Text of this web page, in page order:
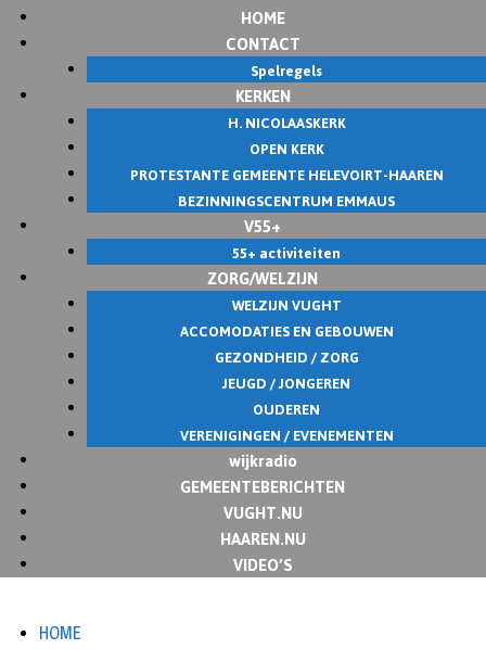
HOME
CONTACT
Spelregels
KERKEN
H. NICOLAASKERK
OPEN KERK
PROTESTANTE GEMEENTE HELEVOIRT-HAAREN
BEZINNINGSCENTRUM EMMAUS
V55+
55+ activiteiten
ZORG/WELZIJN
WELZIJN VUGHT
ACCOMODATIES EN GEBOUWEN
GEZONDHEID / ZORG
JEUGD / JONGEREN
OUDEREN
VERENIGINGEN / EVENEMENTEN
wijkradio
GEMEENTEBERICHTEN
VUGHT.NU
HAAREN.NU
VIDEO’S
HOME